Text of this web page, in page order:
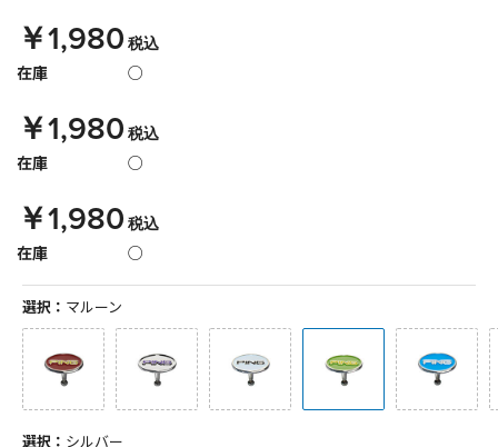
￥1,980 税込
在庫
○
￥1,980 税込
在庫
○
￥1,980 税込
在庫
○
選択： マルーン
選択： シルバー